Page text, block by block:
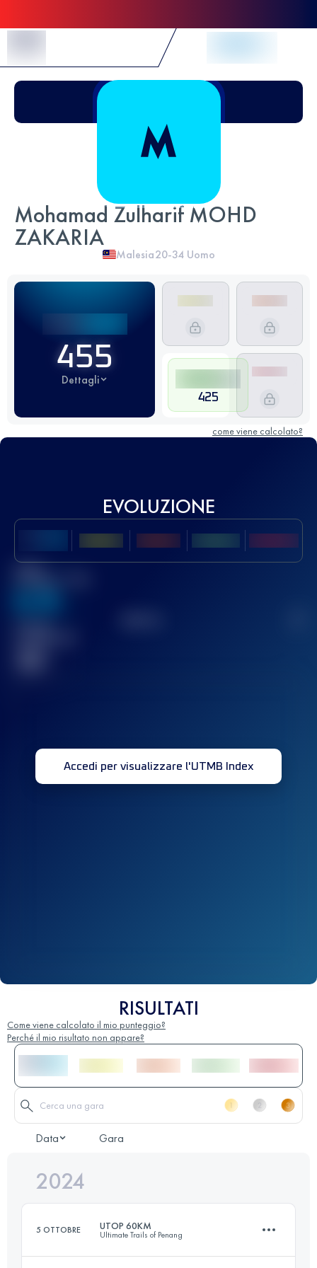
Mohamad Zulharif MOHD
ZAKARIA
Malesia20-34 Uomo
455
Dettagli
425
come viene calcolato?
EVOLUZIONE
Miglior
Accedi per visualizzare l'UTMB Index
RISULTATI
Come viene calcolato il mio punteggio?
Perché il mio risultato non appare?
Data Gara
2024
5 OTTOBRE UTOP 60KM
Ultimate Trails of Penang